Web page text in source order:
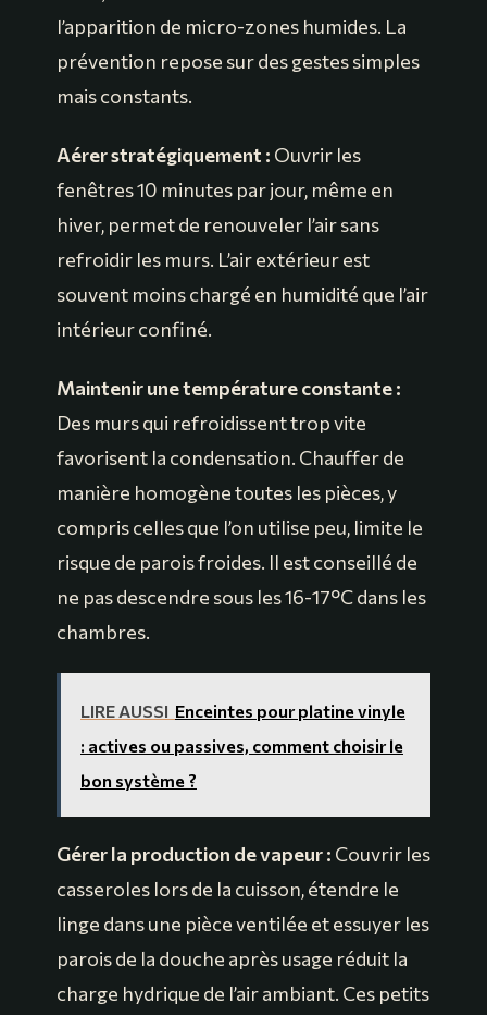
l’apparition de micro-zones humides. La
prévention repose sur des gestes simples
mais constants.
Aérer stratégiquement : Ouvrir les
fenêtres 10 minutes par jour, même en
hiver, permet de renouveler l’air sans
refroidir les murs. L’air extérieur est
souvent moins chargé en humidité que l’air
intérieur confiné.
Maintenir une température constante :
Des murs qui refroidissent trop vite
favorisent la condensation. Chauffer de
manière homogène toutes les pièces, y
compris celles que l’on utilise peu, limite le
risque de parois froides. Il est conseillé de
ne pas descendre sous les 16-17°C dans les
chambres.
LIRE AUSSI Enceintes pour platine vinyle
: actives ou passives, comment choisir le
bon système ?
Gérer la production de vapeur : Couvrir les
casseroles lors de la cuisson, étendre le
linge dans une pièce ventilée et essuyer les
parois de la douche après usage réduit la
charge hydrique de l’air ambiant. Ces petits